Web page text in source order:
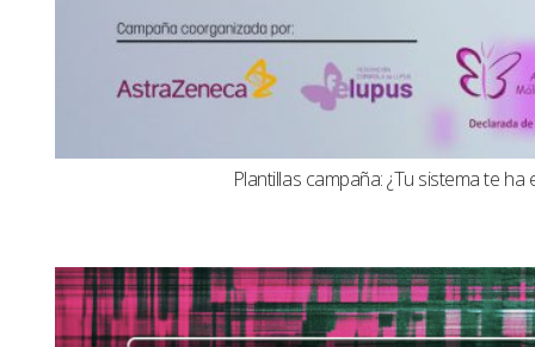
Plantillas campaña: ¿Tu sistema te